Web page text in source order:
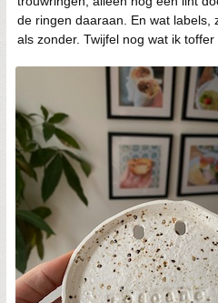
de ringen daaraan. En wat labels,
als zonder. Twijfel nog wat ik toffer